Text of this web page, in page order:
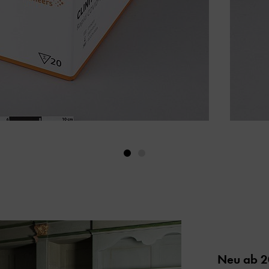
Neu ab